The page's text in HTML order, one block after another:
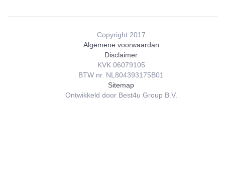
Copyright 2017
Algemene voorwaardan
Disclaimer
KVK 06079105
BTW nr. NL804393175B01
Sitemap
Ontwikkeld door Best4u Group B.V.